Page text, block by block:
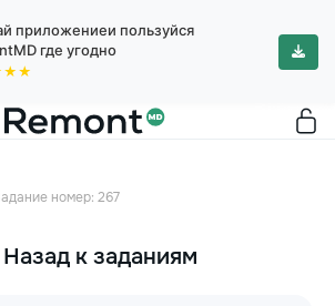
приложениеи пользуйся
где угодно
номер: 267
Назад к заданиям